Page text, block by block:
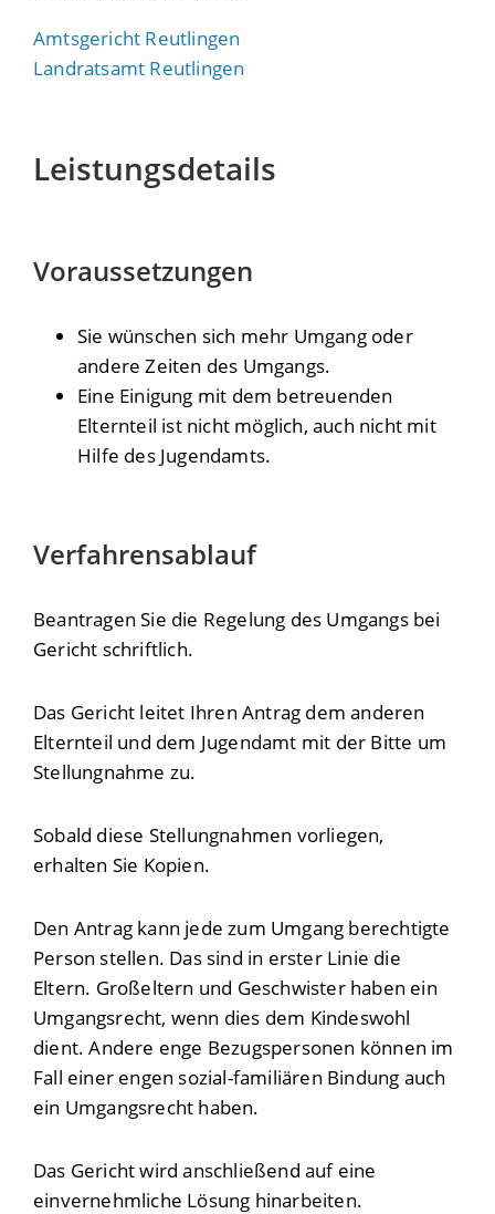
Amtsgericht Reutlingen
Landratsamt Reutlingen
Leistungsdetails
Voraussetzungen
Sie wünschen sich mehr Umgang oder
andere Zeiten des Umgangs.
Eine Einigung mit dem betreuenden
Elternteil ist nicht möglich, auch nicht mit
Hilfe des Jugendamts.
Verfahrensablauf
Beantragen Sie die Regelung des Umgangs bei
Gericht schriftlich.
Das Gericht leitet Ihren Antrag dem anderen
Elternteil und dem Jugendamt mit der Bitte um
Stellungnahme zu.
Sobald diese Stellungnahmen vorliegen,
erhalten Sie Kopien.
Den Antrag kann jede zum Umgang berechtigte
Person stellen. Das sind in erster Linie die
Eltern. Großeltern und Geschwister haben ein
Umgangsrecht, wenn dies dem Kindeswohl
dient. Andere enge Bezugspersonen können im
Fall einer engen sozial-familiären Bindung auch
ein Umgangsrecht haben.
Das Gericht wird anschließend auf eine
einvernehmliche Lösung hinarbeiten.